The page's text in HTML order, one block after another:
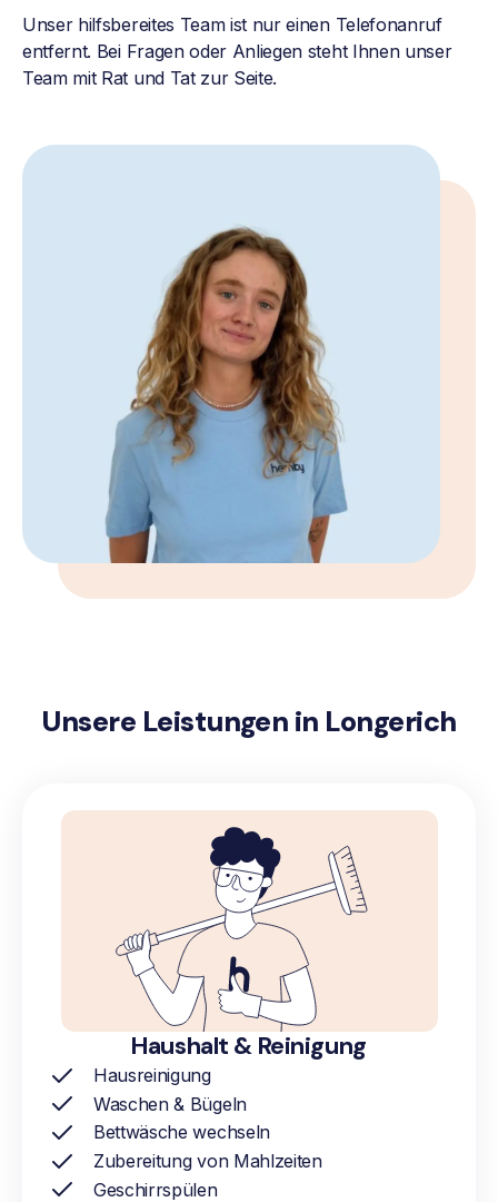
Unser hilfsbereites Team ist nur einen Telefonanruf
entfernt. Bei Fragen oder Anliegen steht Ihnen unser
Team mit Rat und Tat zur Seite.
Unsere Leistungen in Longerich
Haushalt & Reinigung
Hausreinigung
Waschen & Bügeln
Bettwäsche wechseln
Zubereitung von Mahlzeiten
Geschirrspülen